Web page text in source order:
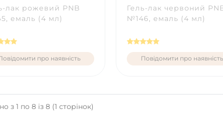
лак рожевий PNB
емаль (4 мл)
про наявність
Гель-лак червоний
№146, емаль (4 мл)
Повідомити про наявність
з 1 по 8 із 8 (1 сторінок)